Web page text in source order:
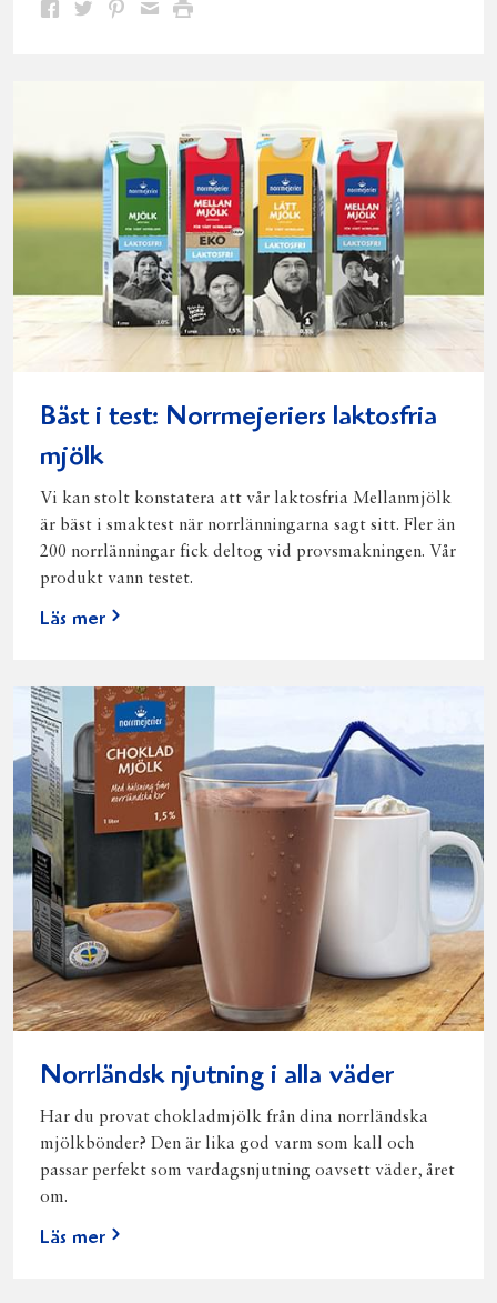
Dela Dela Dela DelaSkriv
Bäst i test: Norrmejeriers laktosfria
mjölk
Vi kan stolt konstatera att vår laktosfria Mellanmjölk
är bäst i smaktest när norrlänningarna sagt sitt. Fler än
200 norrlänningar fick deltog vid provsmakningen. Vår
produkt vann testet.
Läs mer
Norrländsk njutning i alla väder
Har du provat chokladmjölk från dina norrländska
mjölkbönder? Den är lika god varm som kall och
passar perfekt som vardagsnjutning oavsett väder, året
om.
Läs mer